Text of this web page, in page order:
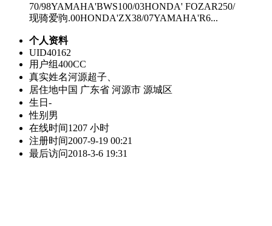
70/98YAMAHA'BWS100/03HONDA' FOZAR250/
现骑爱驹.00HONDA'ZX38/07YAMAHA'R6...
个人资料
UID40162
用户组400CC
真实姓名河源超子、
居住地中国 广东省 河源市 源城区
生日 -
性别 男
在线时间1207 小时
注册时间2007-9-19 00:21
最后访问2018-3-6 19:31